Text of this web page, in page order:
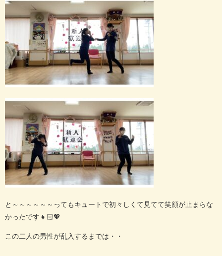
と～～～～～～ってもキュートで初々しくて見てて笑顔が止まらな
かったです👧🏻💖
この二人の男性が乱入するまでは・・